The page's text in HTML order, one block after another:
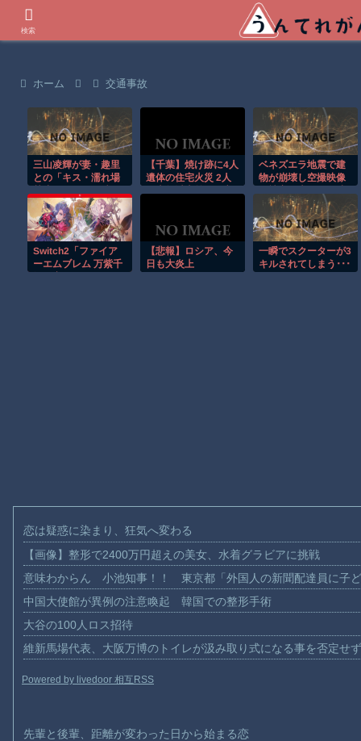
ホーム 交通事故
三山凌輝が妻・趣里
との「キス・濡れ場
て既婚の元宝塚女
優・花乃まりあと連
日密会《直撃後にも
ホテルへ…》
【千葉】焼け跡に4人
遺体の住宅火災 2人
ベネズエラ地震で建
物が崩壊し空撮映像
る。
Switch2「ファイア
ーエムブレム 万紫千
【悲報】ロシア、今
日も大炎上
一瞬でスクーターが3
キルされてしまう･･･
恋は疑惑に染まり、狂気へ変わる
【画像】整形で2400万円超えの美女、水着グラビアに挑戦
意味わからん 小池知事！！ 東京都「外国人の新聞配達員に子
中国大使館が異例の注意喚起 韓国での整形手術
大谷の100人ロス招待
維新馬場代表、大阪万博のトイレが汲み取り式になる事を否定せ
Powered by livedoor 相互RSS
先輩と後輩、距離が変わった日から始まる恋
検索